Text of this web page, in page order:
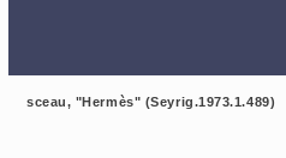
sceau, "Hermès" (Seyrig.1973.1.489)